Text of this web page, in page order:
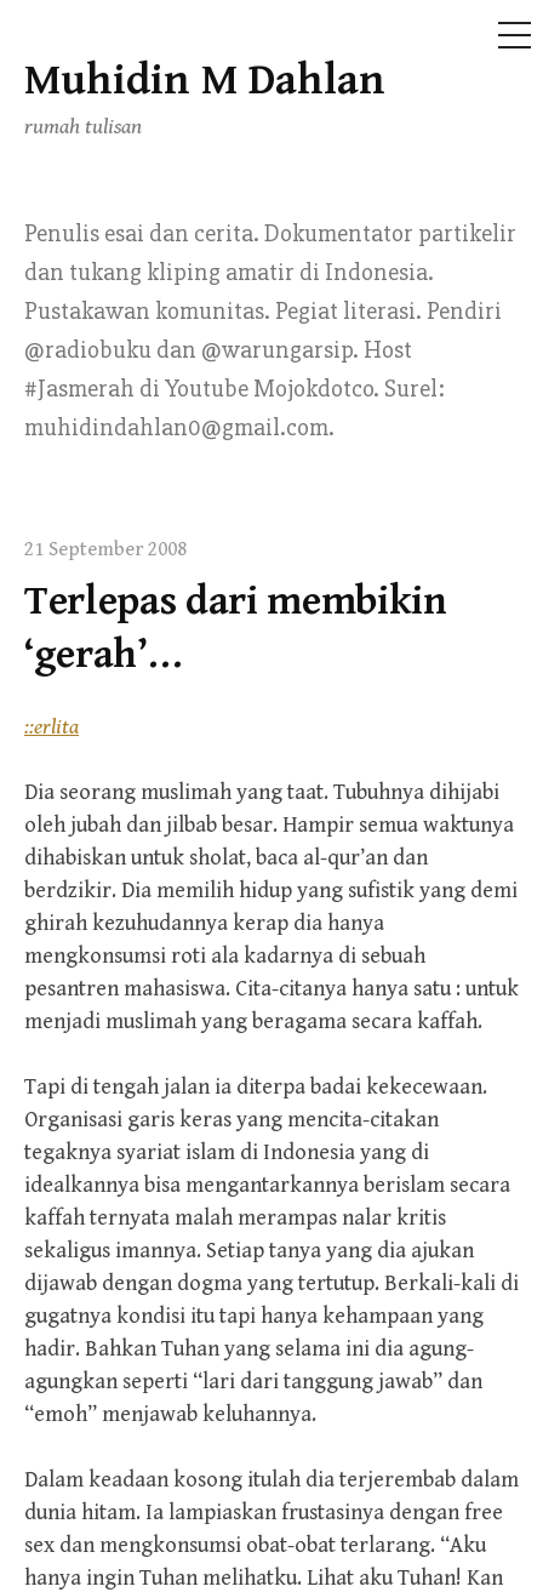
Skip
content
Muhidin M Dahlan
rumah tulisan
Penulis esai dan cerita. Dokumentator partikelir
dan tukang kliping amatir di Indonesia.
Pustakawan komunitas. Pegiat literasi. Pendiri
@radiobuku dan @warungarsip. Host
#Jasmerah di Youtube Mojokdotco. Surel:
muhidindahlan0@gmail.com.
21 September 2008
Terlepas dari membikin
‘gerah’…
::erlita
Dia seorang muslimah yang taat. Tubuhnya dihijabi
oleh jubah dan jilbab besar. Hampir semua waktunya
dihabiskan untuk sholat, baca al-qur’an dan
berdzikir. Dia memilih hidup yang sufistik yang demi
ghirah kezuhudannya kerap dia hanya
mengkonsumsi roti ala kadarnya di sebuah
pesantren mahasiswa. Cita-citanya hanya satu : untuk
menjadi muslimah yang beragama secara kaffah.
Tapi di tengah jalan ia diterpa badai kekecewaan.
Organisasi garis keras yang mencita-citakan
tegaknya syariat islam di Indonesia yang di
idealkannya bisa mengantarkannya berislam secara
kaffah ternyata malah merampas nalar kritis
sekaligus imannya. Setiap tanya yang dia ajukan
dijawab dengan dogma yang tertutup. Berkali-kali di
gugatnya kondisi itu tapi hanya kehampaan yang
hadir. Bahkan Tuhan yang selama ini dia agung-
agungkan seperti “lari dari tanggung jawab” dan
“emoh” menjawab keluhannya.
Dalam keadaan kosong itulah dia terjerembab dalam
dunia hitam. Ia lampiaskan frustasinya dengan free
sex dan mengkonsumsi obat-obat terlarang. “Aku
hanya ingin Tuhan melihatku. Lihat aku Tuhan! Kan